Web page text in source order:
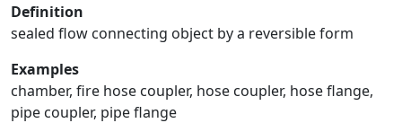
Definition
sealed flow connecting object by a reversible form
Examples
chamber, fire hose coupler, hose coupler, hose flange,
pipe coupler, pipe flange